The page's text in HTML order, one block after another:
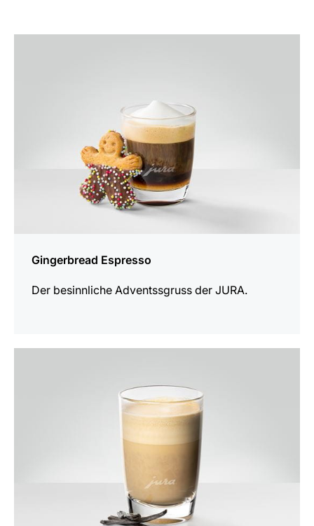
Gingerbread Espresso
Der besinnliche Adventssgruss der JURA.